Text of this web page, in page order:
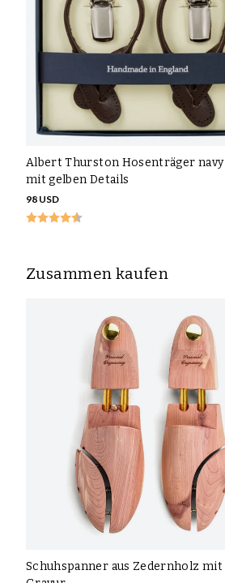
Albert Thurston Hosenträger navy
mit gelben Details
98 USD
Zusammen kaufen
Schuhspanner aus Zedernholz mit